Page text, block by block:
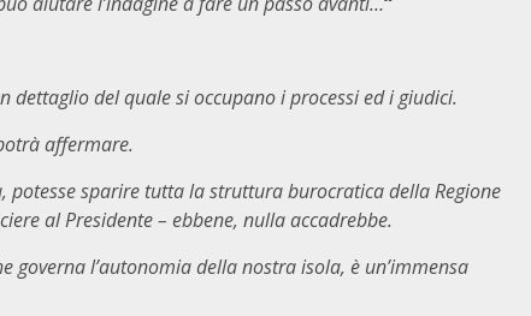
del quale si occupano i processi ed i giudici.
affermare.
potesse sparire tutta la struttura burocratica della Regione
al Presidente – ebbene, nulla accadrebbe.
l’autonomia della nostra isola, è un’immensa